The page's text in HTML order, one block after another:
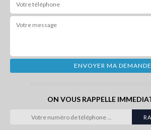
ON VOUS RAPPELLE